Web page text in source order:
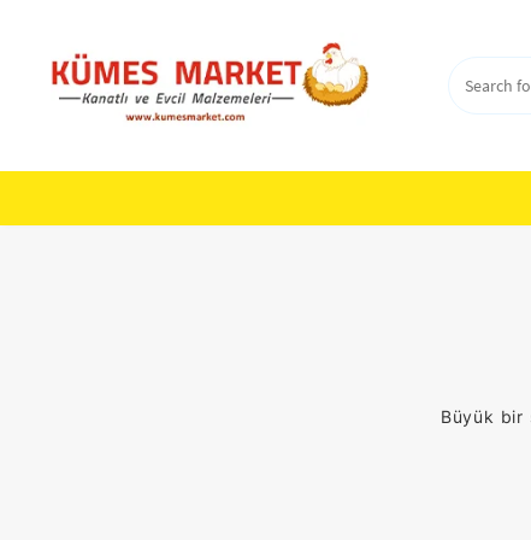
content
Büyük bir